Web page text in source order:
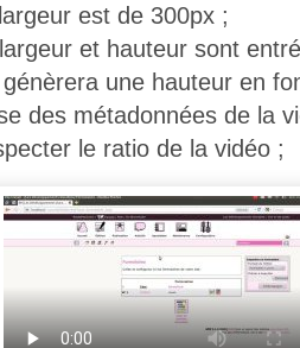
est de 300px ;
et hauteur sont
génèrera une hauteur en
des métadonnées de la
le ratio de la vidéo ;